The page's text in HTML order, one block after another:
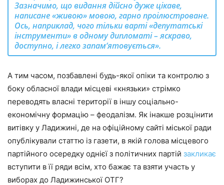
Зазначимо, що видання дійсно дуже цікаве,
написане «живою» мовою, гарно проілюстроване.
Ось, наприклад, чого тільки варті «депутатські
інструменти» в одному дипломаті – яскраво,
доступно, і легко запам‘ятовується».
А тим часом, позбавлені будь-якої опіки та контролю з
боку обласної влади місцеві «князьки» стрімко
переводять власні території в іншу соціально-
економічну формацію – феодалізм. Як інакше розцінити
витівку у Ладижині, де на офіційному сайті міської ради
опублікували статтю із газети, в якій голова місцевого
партійного осередку однієї з політичних партій закликає
вступити в її ряди всім, хто бажає та взяти участь у
виборах до Ладижинської ОТГ?